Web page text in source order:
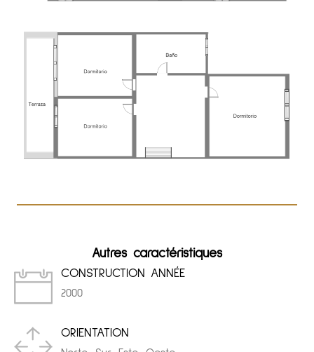
Autres caractéristiques
CONSTRUCTION ANNÉE
2000
ORIENTATION